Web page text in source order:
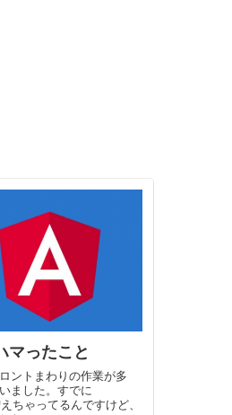
マったこと
ました。すでに
ちゃってるんですけど、